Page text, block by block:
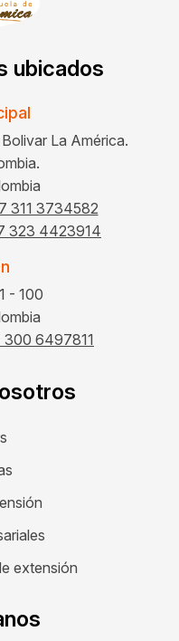
ubicados
La América.
311 3734582
323 4423914
- 100
300 6497811
extensión